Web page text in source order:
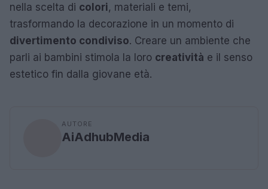
nella scelta di colori, materiali e temi,
trasformando la decorazione in un momento di
divertimento condiviso. Creare un ambiente che
parli ai bambini stimola la loro creatività e il senso
estetico fin dalla giovane età.
AUTORE
AiAdhubMedia